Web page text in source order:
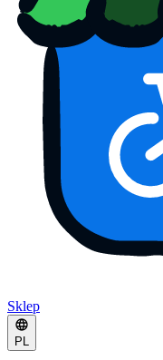
Sklep
PL